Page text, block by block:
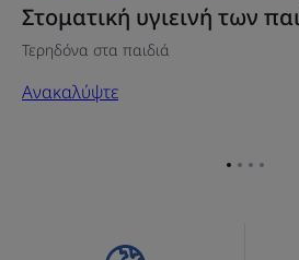
Στοματική υγιεινή των
Τερηδόνα στα παιδιά
Ανακαλύψτε
GoGo
GoGo